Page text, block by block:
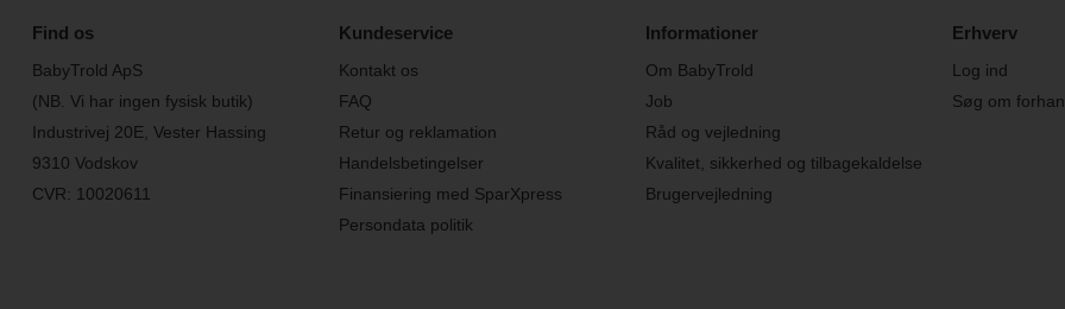
Find os
BabyTrold ApS
(NB. Vi har ingen fysisk butik)
Industrivej 20E, Vester Hassing
9310 Vodskov
CVR: 10020611
Kundeservice
Kontakt os
FAQ
Retur og reklamation
Handelsbetingelser
Finansiering med SparXpress
Persondata politik
Informationer
Om BabyTrold
Job
Råd og vejledning
Kvalitet, sikkerhed og tilbagekaldelse
Brugervejledning
Erhverv
Log ind
Søg om